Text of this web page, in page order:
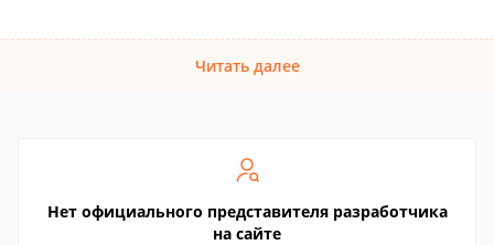
Читать далее
Нет официального представителя разработчика
на сайте